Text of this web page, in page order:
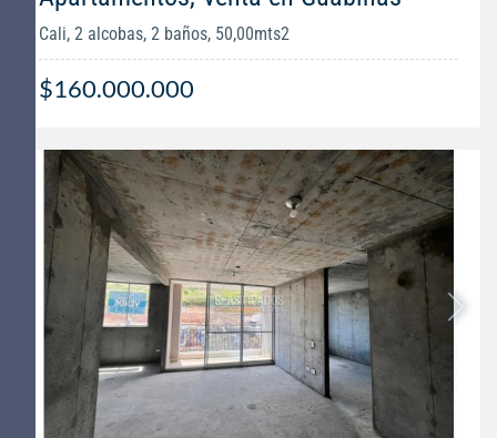
Cali, 2 alcobas, 2 baños, 50,00mts2
$160.000.000